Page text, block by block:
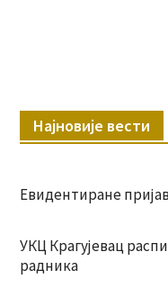
Најновије вести
Евидентиране
УКЦ Крагујевац
радника